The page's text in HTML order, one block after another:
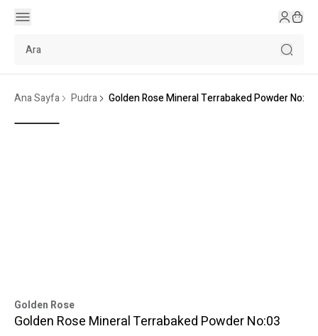
Ana Sayfa Pudra Golden Rose Mineral Terrabaked Powder No:03
Golden Rose
Golden Rose Mineral Terrabaked Powder No:03